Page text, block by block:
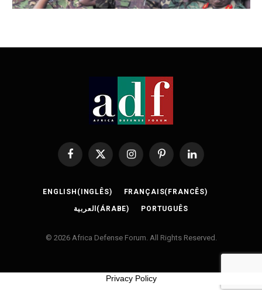
Facebook
X
InstagramPinterestLinkedIn
ENGLISH ( INGLÊS) FRANÇAIS( FRANCÊS)
العربية (ÁRABE) PORTUGUÊS
© 2026 Africa Defense Forum. All Rights Reserved.
Privacy Policy